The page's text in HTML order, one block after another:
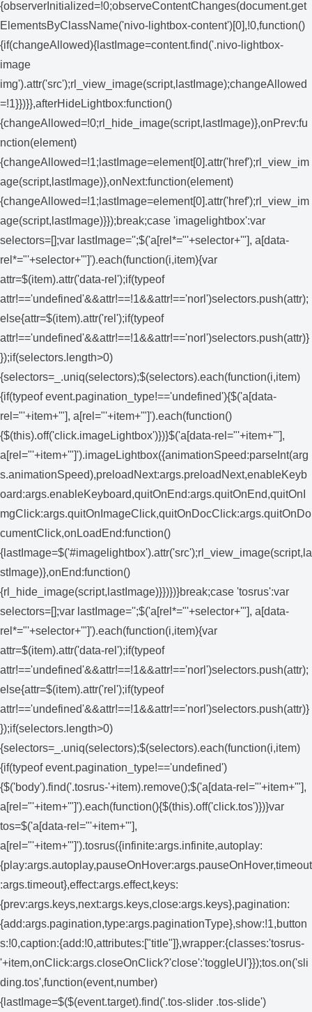
{observerInitialized=!0;observeContentChanges(document.get
ElementsByClassName('nivo-lightbox-content')[0],!0,function()
{if(changeAllowed){lastImage=content.find('.nivo-lightbox-
image
img').attr('src');rl_view_image(script,lastImage);changeAllowed
=!1}})}},afterHideLightbox:function()
{changeAllowed=!0;rl_hide_image(script,lastImage)},onPrev:fu
nction(element)
{changeAllowed=!1;lastImage=element[0].attr('href');rl_view_im
age(script,lastImage)},onNext:function(element)
{changeAllowed=!1;lastImage=element[0].attr('href');rl_view_im
age(script,lastImage)}});break;case 'imagelightbox':var
selectors=[];var lastImage='';$('a[rel*="'+selector+'"], a[data-
rel*="'+selector+'"]').each(function(i,item){var
attr=$(item).attr('data-rel');if(typeof
attr!=='undefined'&&attr!==!1&&attr!=='norl')selectors.push(attr);
else{attr=$(item).attr('rel');if(typeof
attr!=='undefined'&&attr!==!1&&attr!=='norl')selectors.push(attr)}
});if(selectors.length>0)
{selectors=_.uniq(selectors);$(selectors).each(function(i,item)
{if(typeof event.pagination_type!=='undefined'){$('a[data-
rel="'+item+'"], a[rel="'+item+'"]').each(function()
{$(this).off('click.imageLightbox')})}$('a[data-rel="'+item+'"],
a[rel="'+item+'"]').imageLightbox({animationSpeed:parseInt(arg
s.animationSpeed),preloadNext:args.preloadNext,enableKeyb
oard:args.enableKeyboard,quitOnEnd:args.quitOnEnd,quitOnI
mgClick:args.quitOnImageClick,quitOnDocClick:args.quitOnDo
cumentClick,onLoadEnd:function()
{lastImage=$('#imagelightbox').attr('src');rl_view_image(script,la
stImage)},onEnd:function()
{rl_hide_image(script,lastImage)}})})}break;case 'tosrus':var
selectors=[];var lastImage='';$('a[rel*="'+selector+'"], a[data-
rel*="'+selector+'"]').each(function(i,item){var
attr=$(item).attr('data-rel');if(typeof
attr!=='undefined'&&attr!==!1&&attr!=='norl')selectors.push(attr);
else{attr=$(item).attr('rel');if(typeof
attr!=='undefined'&&attr!==!1&&attr!=='norl')selectors.push(attr)}
});if(selectors.length>0)
{selectors=_.uniq(selectors);$(selectors).each(function(i,item)
{if(typeof event.pagination_type!=='undefined')
{$('body').find('.tosrus-'+item).remove();$('a[data-rel="'+item+'"],
a[rel="'+item+'"]').each(function(){$(this).off('click.tos')})}var
tos=$('a[data-rel="'+item+'"],
a[rel="'+item+'"]').tosrus({infinite:args.infinite,autoplay:
{play:args.autoplay,pauseOnHover:args.pauseOnHover,timeout
:args.timeout},effect:args.effect,keys:
{prev:args.keys,next:args.keys,close:args.keys},pagination:
{add:args.pagination,type:args.paginationType},show:!1,button
s:!0,caption:{add:!0,attributes:["title"]},wrapper:{classes:'tosrus-
'+item,onClick:args.closeOnClick?'close':'toggleUI'}});tos.on('sli
ding.tos',function(event,number)
{lastImage=$($(event.target).find('.tos-slider .tos-slide')